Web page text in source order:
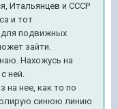
Итальянцев и СССР
и тот
подвижных
зайти.
Нахожусь на
ней.
на нее, как то по
синюю линию